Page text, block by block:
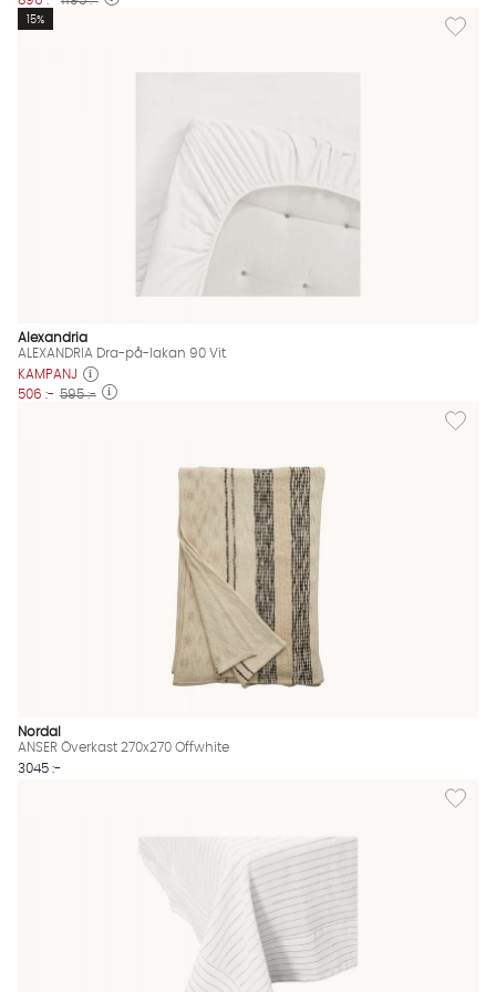
Lägg
15%
Alexandria
ALEXANDRIA Dra-på-lakan 90 Vit
KAMPANJ
506 :- 595 :-
Lägg
Nordal
ANSER Överkast 270x270 Offwhite
3045 :-
Lägg